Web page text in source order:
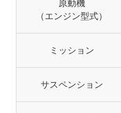
原動機
（エンジン型式）
ミッション
サスペンション